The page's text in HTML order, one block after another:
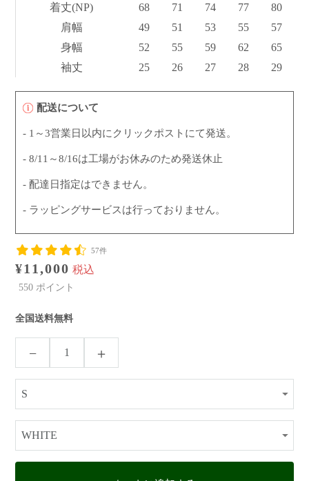
着丈(NP)
68 71 74 77
80
肩幅
49 51 53 55
57
身幅
52 55 59 62
65
袖丈
25 26 27 28 29
配送について
- 1～3営業日以内にクリックポストにて発送。
- 8/11～8/16は工場がお休みのため発送休止
- 配達日指定はできません。
- ラッピングサービスは行っておりません。
57件
¥11,000 税込
550 ポイント
全国送料無料
− ＋